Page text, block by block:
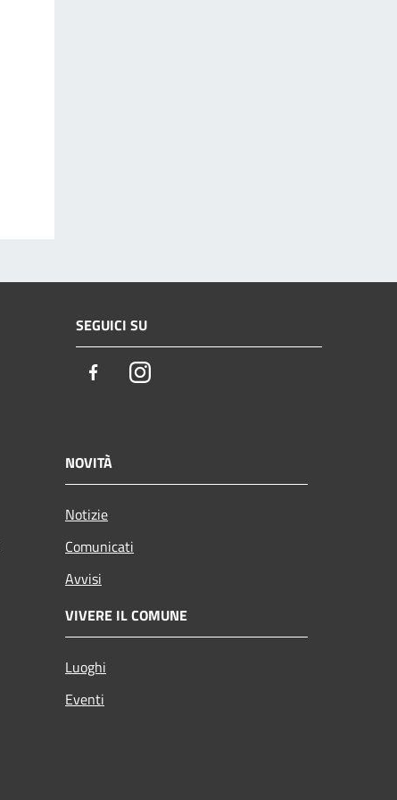
SEGUICI SU
FacebookInstagram
NOVITÀ
Notizie
Comunicati
Avvisi
VIVERE IL COMUNE
Luoghi
Eventi